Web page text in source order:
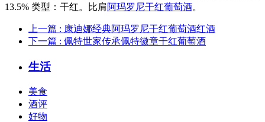
13.5% 类型：干红。比肩 阿玛罗尼干红葡萄酒。
上一篇 : 康迪娜经典阿玛罗尼干红葡萄酒红酒
下一篇 : 佩特世家传承佩特徽章干红葡萄酒
生活
美食
酒评
好物